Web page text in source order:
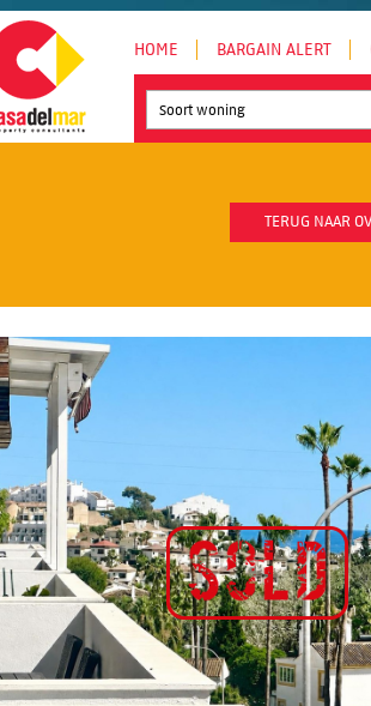
HOME BARGAIN ALERT
Soort woning
TERUG NAAR